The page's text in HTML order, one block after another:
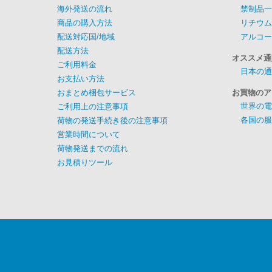
海外発送の流れ
商品の購入方法
配送対応国/地域
配送方法
ご利用料金
お支払い方法
おまとめ梱包サービス
ご利用上の注意事項
荷物の発送手続き後の注意事項
営業時間について
荷物発送までの流れ
お見積りツール
禁制品
リチウ
アルコ
オススメ
日本の
お買物の
世界の
各国の